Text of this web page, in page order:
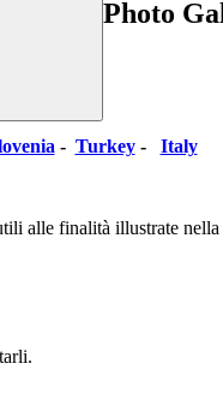
Photo
- Turkey- Italy
alle finalità illustrate nella